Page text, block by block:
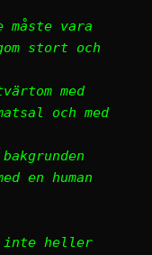
vara
stort och
med
och med
en human
inte heller